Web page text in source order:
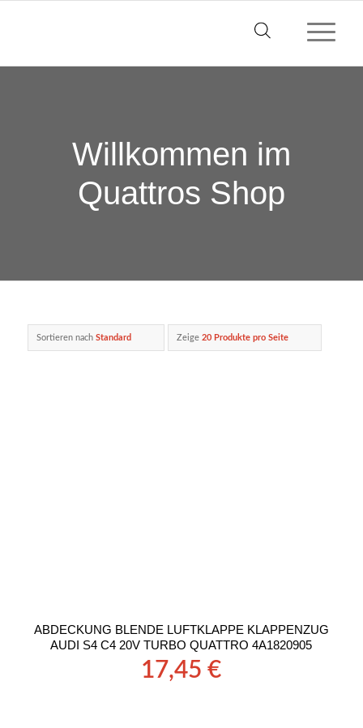
Willkommen im
Quattros Shop
Sortieren nach Standard Zeige 20 Produkte pro Seite
ABDECKUNG BLENDE LUFTKLAPPE KLAPPENZUG
AUDI S4 C4 20V TURBO QUATTRO 4A1820905
17,45€